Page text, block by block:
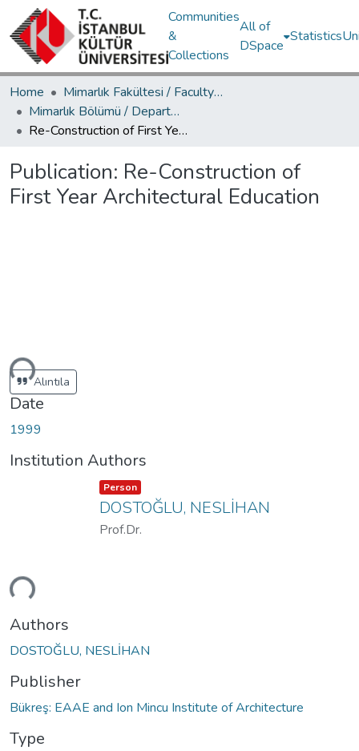
Communities
&
Collections
All of
DSpace
Statistics
Home
Mimarlık Fakültesi / Faculty of Architecture
Mimarlık Bölümü / Department of Architecture
Re-Construction of First Year Architectural Education
Publication: Re-Construction of
First Year Architectural Education
Alıntıla
Date
1999
Institution Authors
Item type:
Person ,
DOSTOĞLU, NESLİHAN
Prof.Dr.
Authors
DOSTOĞLU, NESLİHAN
Publisher
Bükreş: EAAE and Ion Mincu Institute of Architecture
Type